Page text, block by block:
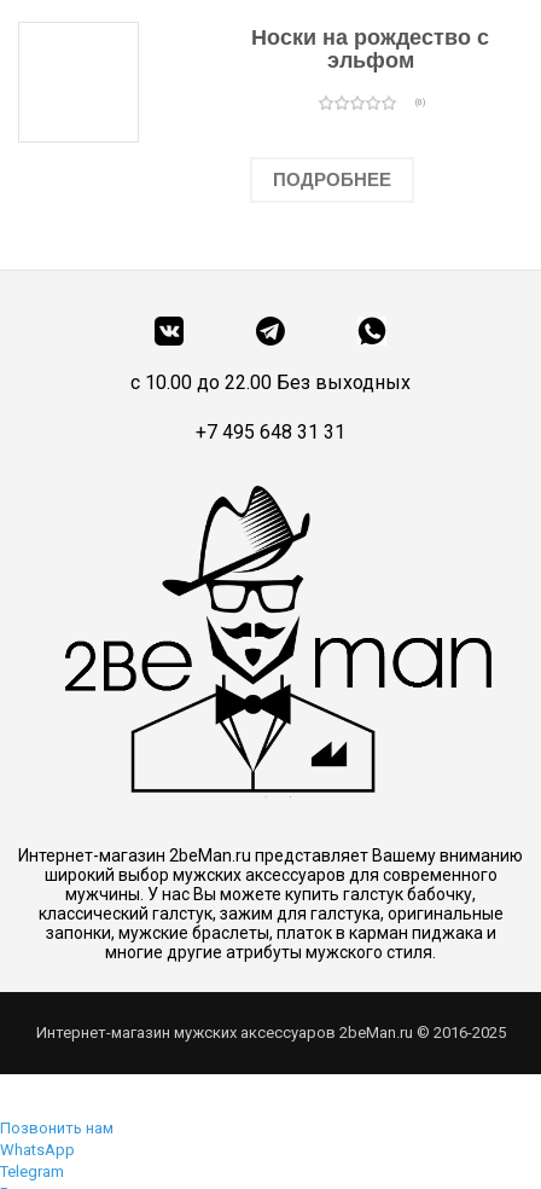
Носки на рождество с
эльфом
(0)
ПОДРОБНЕЕ
c 10.00 до 22.00 Без выходных
+7 495 648 31 31
Интернет-магазин 2beMan.ru представляет Вашему вниманию
широкий выбор мужских аксессуаров для современного
мужчины. У нас Вы можете купить галстук бабочку,
классический галстук, зажим для галстука, оригинальные
запонки, мужские браслеты, платок в карман пиджака и
многие другие атрибуты мужского стиля.
Интернет-магазин мужских аксессуаров 2beMan.ru © 2016-2025
Позвонить нам
WhatsApp
Telegram